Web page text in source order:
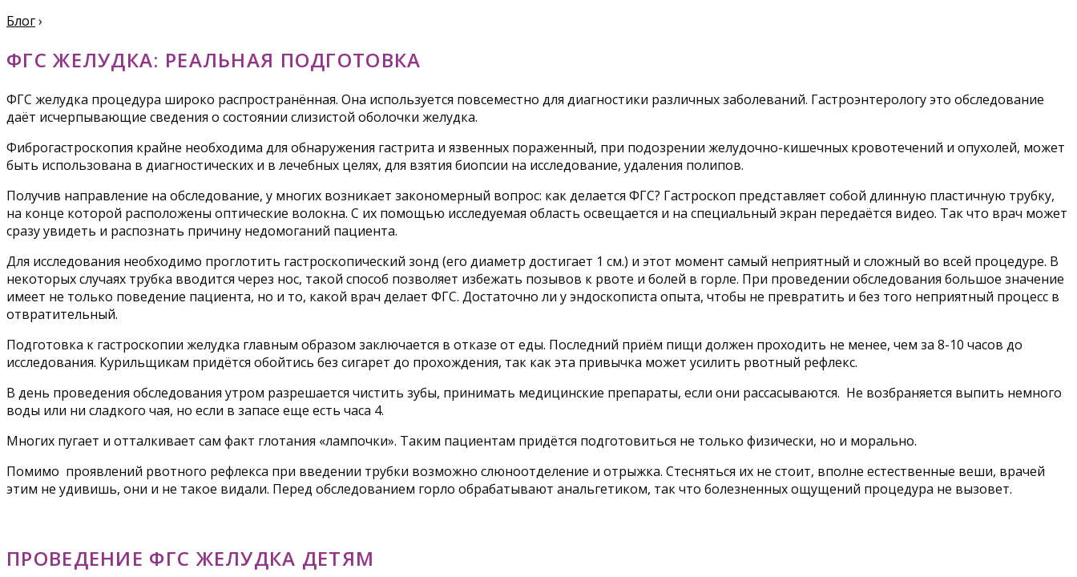
Блог›
ФГС ЖЕЛУДКА: РЕАЛЬНАЯ ПОДГОТОВКА
ФГС желудка процедура широко распространённая. Она используется повсеместно для диагностики различных заболеваний. Гастроэнтерологу это обследование
даёт исчерпывающие сведения о состоянии слизистой оболочки желудка.
Фиброгастроскопия крайне необходима для обнаружения гастрита и язвенных пораженный, при подозрении желудочно-кишечных кровотечений и опухолей, может
быть использована в диагностических и в лечебных целях, для взятия биопсии на исследование, удаления полипов.
Получив направление на обследование, у многих возникает закономерный вопрос: как делается ФГС? Гастроскоп представляет собой длинную пластичную трубку,
на конце которой расположены оптические волокна. С их помощью исследуемая область освещается и на специальный экран передаётся видео. Так что врач может
сразу увидеть и распознать причину недомоганий пациента.
Для исследования необходимо проглотить гастроскопический зонд (его диаметр достигает 1 см.) и этот момент самый неприятный и сложный во всей процедуре. В
некоторых случаях трубка вводится через нос, такой способ позволяет избежать позывов к рвоте и болей в горле. При проведении обследования большое значение
имеет не только поведение пациента, но и то, какой врач делает ФГС. Достаточно ли у эндоскописта опыта, чтобы не превратить и без того неприятный процесс в
отвратительный.
Подготовка к гастроскопии желудка главным образом заключается в отказе от еды. Последний приём пищи должен проходить не менее, чем за 8-10 часов до
исследования. Курильщикам придётся обойтись без сигарет до прохождения, так как эта привычка может усилить рвотный рефлекс.
В день проведения обследования утром разрешается чистить зубы, принимать медицинские препараты, если они рассасываются. Не возбраняется выпить немного
воды или ни сладкого чая, но если в запасе еще есть часа 4.
Многих пугает и отталкивает сам факт глотания «лампочки». Таким пациентам придётся подготовиться не только физически, но и морально.
Помимо проявлений рвотного рефлекса при введении трубки возможно слюноотделение и отрыжка. Стесняться их не стоит, вполне естественные веши, врачей
этим не удивишь, они и не такое видали. Перед обследованием горло обрабатывают анальгетиком, так что болезненных ощущений процедура не вызовет.
ПРОВЕДЕНИЕ ФГС ЖЕЛУДКА ДЕТЯМ